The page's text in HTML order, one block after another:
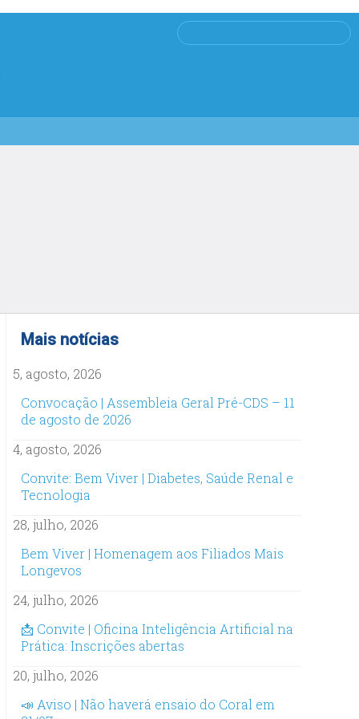
Mais notícias
5, agosto, 2026
Convocação | Assembleia Geral Pré-CDS – 11
de agosto de 2026
4, agosto, 2026
Convite: Bem Viver | Diabetes, Saúde Renal e
Tecnologia
28, julho, 2026
Bem Viver | Homenagem aos Filiados Mais
Longevos
24, julho, 2026
📩 Convite | Oficina Inteligência Artificial na
Prática: Inscrições abertas
20, julho, 2026
📣 Aviso | Não haverá ensaio do Coral em